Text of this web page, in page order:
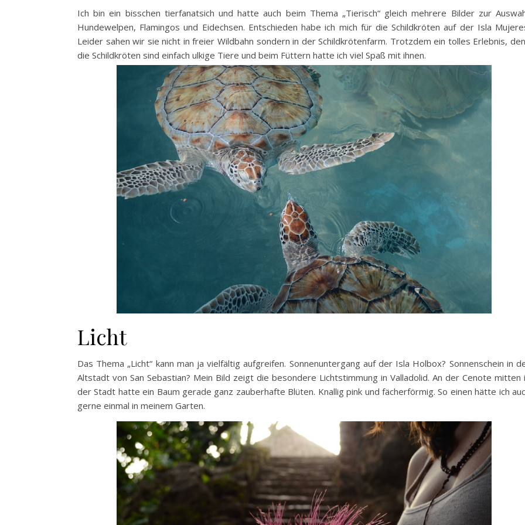
Ich bin ein bisschen tierfanatsich und hatte auch beim Thema „Tierisch“ gleich mehrere Bilder zur
Hundewelpen, Flamingos und Eidechsen. Entschieden habe ich mich für die Schildkröten auf der Isla
Leider sahen wir sie nicht in freier Wildbahn sondern in der Schildkrötenfarm. Trotzdem ein tolles Erlebnis,
die Schildkröten sind einfach ulkige Tiere und beim Füttern hatte ich viel Spaß mit ihnen.
Licht
Das Thema „Licht“ kann man ja vielfältig aufgreifen. Sonnenuntergang auf der Isla Holbox? Sonnenschein in
Altstadt von San Sebastian? Mein Bild zeigt die besondere Lichtstimmung in Valladolid. An der Cenote mitten
der Stadt hatte ein Baum gerade ganz zauberhafte Blüten. Knallig pink und fächerförmig. So einen hätte ich
gerne einmal in meinem Garten.